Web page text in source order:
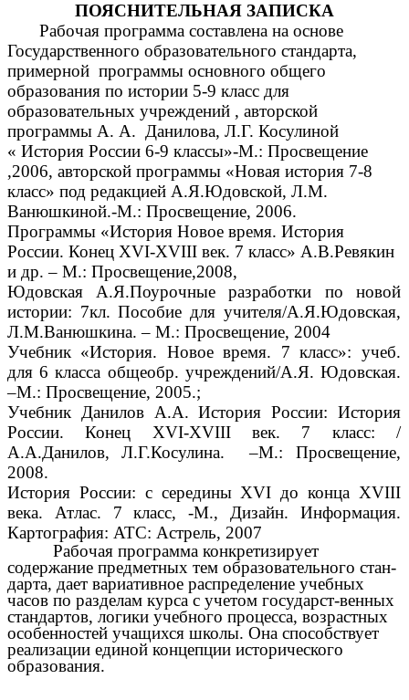
ПОЯСНИТЕЛЬНАЯ ЗАПИСКА
Рабочая программа составлена на основе
Государственного образовательного стандарта,
примерной программы основного общего
образования по истории 5-9 класс для
образовательных учреждений , авторской
программы А. А. Данилова, Л.Г. Косулиной
« История России 6-9 классы»-М.: Просвещение
,2006, авторской программы «Новая история 7-8
класс» под редакцией А.Я.Юдовской, Л.М.
Ванюшкиной.-М.: Просвещение, 2006.
Программы «История Новое время. История
России. Конец XVI-XVIII век. 7 класс» А.В.Ревякин
и др. – М.: Просвещение,2008,
Юдовская А.Я.Поурочные разработки по новой
истории: 7кл. Пособие для учителя/А.Я.Юдовская,
Л.М.Ванюшкина. – М.: Просвещение, 2004
Учебник «История. Новое время. 7 класс»: учеб.
для 6 класса общеобр. учреждений/А.Я. Юдовская.
–М.: Просвещение, 2005.;
Учебник Данилов А.А. История России: История
России. Конец XVI-XVIII век. 7 класс: /
А.А.Данилов, Л.Г.Косулина. –М.: Просвещение,
2008.
История России: с середины XVI до конца XVIII
века. Атлас. 7 класс, -М., Дизайн. Информация.
Картография: АТС: Астрель, 2007
Рабочая программа конкретизирует
содержание предметных тем образовательного стан-
дарта, дает вариативное распределение учебных
часов по разделам курса с учетом государст-венных
стандартов, логики учебного процесса, возрастных
особенностей учащихся школы. Она способствует
реализации единой концепции исторического
образования.